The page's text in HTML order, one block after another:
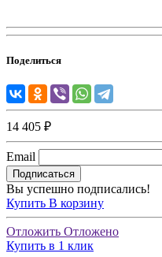
Поделиться
14 405 ₽
Email
Подписаться
Вы успешно подписались!
Купить В корзину
Отложить Отложено
Купить в 1 клик